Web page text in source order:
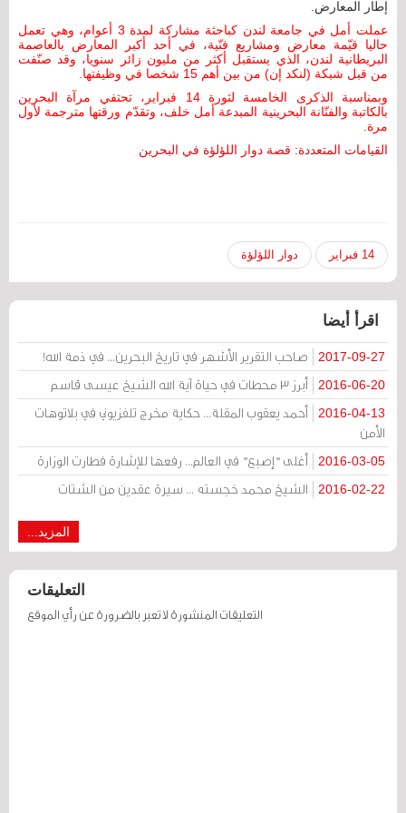
إطار المعارض.
عملت أمل في جامعة لندن كباحثة مشاركة لمدة 3 أعوام، وهي تعمل
حاليا قيّمة معارض ومشاريع فنّية، في أحد أكبر المعارض بالعاصمة
البريطانية لندن، الذي يستقبل أكثر من مليون زائر سنويا، وقد صنّفت
من قبل شبكة (لنكد إن) من بين أهم 15 شخصا في وظيفتها.
وبمناسبة الذكرى الخامسة لثورة 14 فبراير، تحتفي مرآة البحرين
بالكاتبة والفنّانة البحرينية المبدعة أمل خلف، وتقدّم ورقتها مترجمة لأول
مرة.
القيامات المتعددة: قصة دوار اللؤلؤة في البحرين
14 فبراير دوار اللؤلؤة
اقرأ أيضا
2017-09-27 صاحب التقرير الأشهر في تاريخ البحرين... في ذمة الله!
2016-06-20 أبرز 3 محطات في حياة آية الله الشيخ عيسى قاسم
2016-04-13
أحمد يعقوب المقلة... حكاية مخرج تلفزيوني في بلاتوهات
الأمن
2016-03-05 أغلى "إصبع" في العالم... رفعها للإشارة فطارت الوزارة
2016-02-22 الشيخ محمد خجسته ... سيرة عقدين من الشتات
المزيد...
التعليقات
التعليقات المنشورة لا تعبر بالضرورة عن رأي الموقع